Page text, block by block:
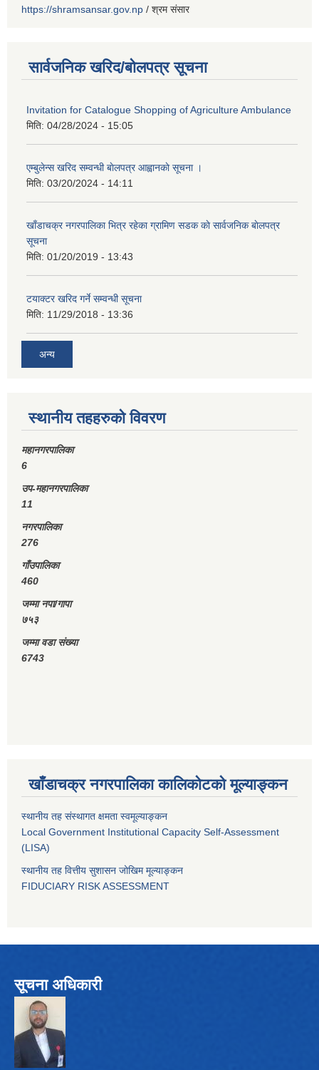
https://shramsansar.gov.np / श्रम संसार
सार्वजनिक खरिद/बोलपत्र सूचना
Invitation for Catalogue Shopping of Agriculture Ambulance
मिति: 04/28/2024 - 15:05
एम्बुलेन्स खरिद सम्वन्धी बाेलपत्र आह्वानकाे सूचना ।
मिति: 03/20/2024 - 14:11
खाँडाचक्र नगरपालिका भित्र रहेका ग्रामिण सडक काे सार्वजनिक बाेलपत्र
सूचना
मिति: 01/20/2019 - 13:43
टयाक्टर खरिद गर्ने सम्वन्धी सूचना
मिति: 11/29/2018 - 13:36
अन्य
स्थानीय तहहरुको विवरण
महानगरपालिका
6
उप-महानगरपालिका
11
नगरपालिका
276
गाँउपालिका
460
जम्मा नपा/गापा
७५३
जम्मा वडा संख्या
6743
खाँडाचक्र नगरपालिका कालिकाेटको मूल्याङ्कन
स्थानीय तह संस्थागत क्षमता स्वमूल्याङ्कन
Local Government Institutional Capacity Self-Assessment
(LISA)
स्थानीय तह वित्तीय सुशासन जोखिम मूल्याङ्कन
FIDUCIARY RISK ASSESSMENT
सूचना अधिकारी